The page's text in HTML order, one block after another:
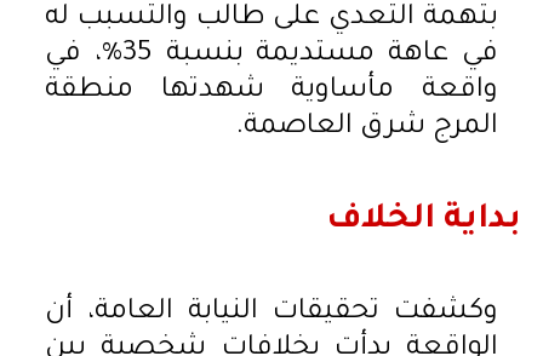
بتهمة التعدي على طالب والتسبب له
في عاهة مستديمة بنسبة 35%، في
واقعة مأساوية شهدتها منطقة
المرج شرق العاصمة.
بداية الخلاف
وكشفت تحقيقات النيابة العامة، أن
الواقعة بدأت بخلافات شخصية بين